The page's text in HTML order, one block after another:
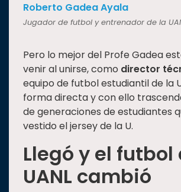
Roberto Gadea Ayala
Jugador de futbol y entrenador de la
Pero lo mejor del Profe Gadea
venir al unirse, como director
equipo de futbol estudiantil de la
forma directa y con ello
de generaciones de estudiantes
vestido el jersey de la U.
Llegó y el futbol
UANL cambió